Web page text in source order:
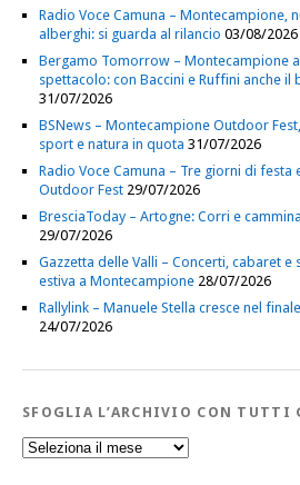
Radio Voce Camuna – Montecampione,
alberghi: si guarda al rilancio 03/08/2026
Bergamo Tomorrow – Montecampione
spettacolo: con Baccini e Ruffini anche il
31/07/2026
BSNews – Montecampione Outdoor
sport e natura in quota 31/07/2026
Radio Voce Camuna – Tre giorni di
Outdoor Fest 29/07/2026
BresciaToday – Artogne: Corri e
29/07/2026
Gazzetta delle Valli – Concerti, cabaret e
estiva a Montecampione 28/07/2026
Rallylink – Manuele Stella cresce nel
24/07/2026
SFOGLIA L’ARCHIVIO CON TUTTI
Sfoglia
l’Archivio